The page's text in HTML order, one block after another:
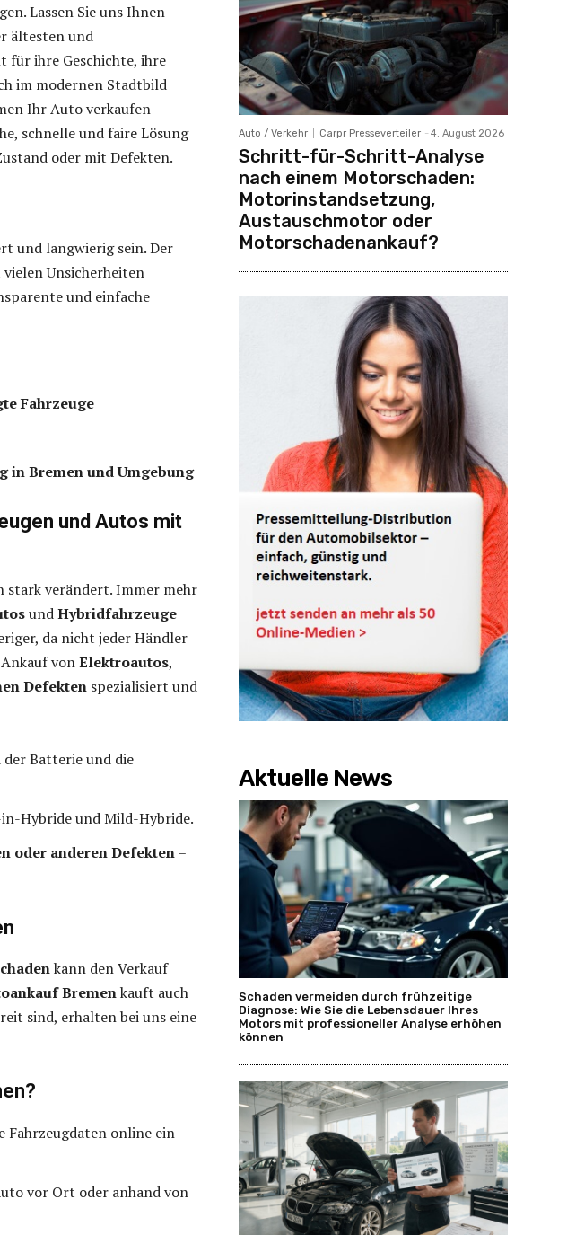
Lassen Sie uns Ihnen
ältesten und
für ihre Geschichte, ihre
im modernen Stadtbild
Ihr Auto verkaufen
schnelle und faire Lösung
oder mit Defekten.
und langwierig sein. Der
Unsicherheiten
und einfache
Fahrzeuge
in Bremen und Umgebung
und Autos mit
stark verändert. Immer mehr
undHybridfahrzeuge
da nicht jeder Händler
vonElektroautos,
Defekten spezialisiert und
Batterie und die
Hybride und Mild-Hybride.
oder anderen Defekten–
kann den Verkauf
Bremenkauft auch
sind, erhalten bei uns eine
Fahrzeugdaten online ein
vor Ort oder anhand von
Auto / Verkehr Carpr Presseverteiler - 4. August 2026
Schritt-für-Schritt-Analyse
nach einem Motorschaden:
Motorinstandsetzung,
Austauschmotor oder
Motorschadenankauf?
Aktuelle News
Schaden vermeiden durch frühzeitige
Diagnose: Wie Sie die Lebensdauer Ihres
Motors mit professioneller Analyse erhöhen
können